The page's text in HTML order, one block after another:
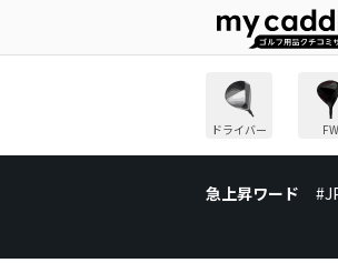
ドライバー FW
急上昇ワード